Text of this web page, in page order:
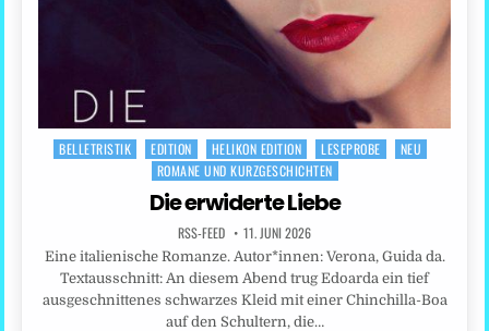
Posted
BELLETRISTIK EDITION HELIKON EDITION LESEPROBE
NEU
ROMANE UND KURZGESCHICHTEN
Die erwiderte Liebe
RSS-FEED 11. JUNI 2026
Eine italienische Romanze. Autor*innen: Verona, Guida da.
Textausschnitt: An diesem Abend trug Edoarda ein tief
ausgeschnittenes schwarzes Kleid mit einer Chinchilla-Boa
auf den Schultern, die…